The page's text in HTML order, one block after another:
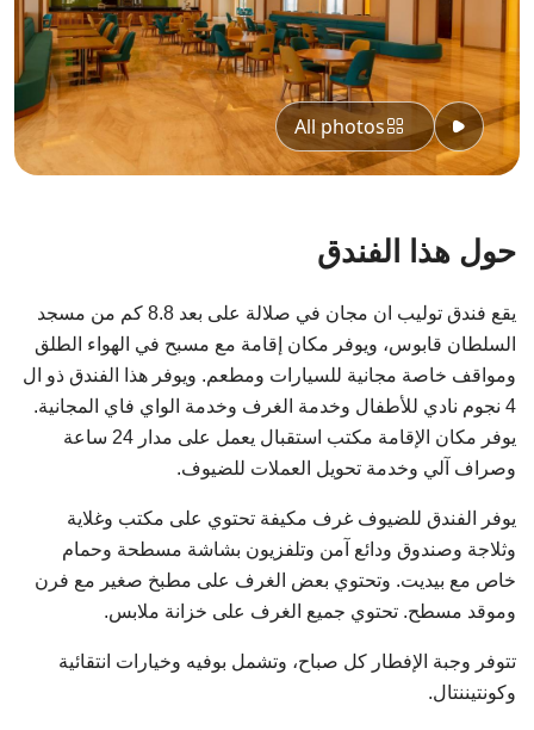
All photos
حول هذا الفندق
يقع فندق توليب ان مجان في صلالة على بعد 8.8 كم من مسجد
السلطان قابوس، ويوفر مكان إقامة مع مسبح في الهواء الطلق
ومواقف خاصة مجانية للسيارات ومطعم. ويوفر هذا الفندق ذو ال
4 نجوم نادي للأطفال وخدمة الغرف وخدمة الواي فاي المجانية.
يوفر مكان الإقامة مكتب استقبال يعمل على مدار 24 ساعة
وصراف آلي وخدمة تحويل العملات للضيوف.
يوفر الفندق للضيوف غرف مكيفة تحتوي على مكتب وغلاية
وثلاجة وصندوق ودائع آمن وتلفزيون بشاشة مسطحة وحمام
خاص مع بيديت. وتحتوي بعض الغرف على مطبخ صغير مع فرن
وموقد مسطح. تحتوي جميع الغرف على خزانة ملابس.
تتوفر وجبة الإفطار كل صباح، وتشمل بوفيه وخيارات انتقائية
وكونتيننتال.